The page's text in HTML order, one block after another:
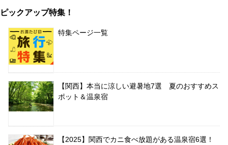
ピックアップ特集！
特集ページ一覧
【関西】本当に涼しい避暑地7選 夏のおすすめス
ポット＆温泉宿
【2025】関西でカニ食べ放題がある温泉宿6選！